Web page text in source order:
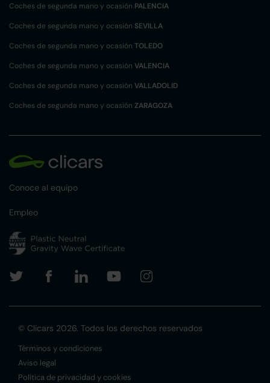
Coches de segunda mano y ocasión PALENCIA
Coches de segunda mano y ocasión SEVILLA
Coches de segunda mano y ocasión TOLEDO
Coches de segunda mano y ocasión VALENCIA
Coches de segunda mano y ocasión VALLADOLID
Coches de segunda mano y ocasión ZARAGOZA
Conoce al equipo
Empleo
© Clicars 2026. Todos los derechos reservados
Términos y condiciones
Aviso legal
Política de privacidad y cookies